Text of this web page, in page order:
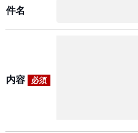
件名
内容 必須